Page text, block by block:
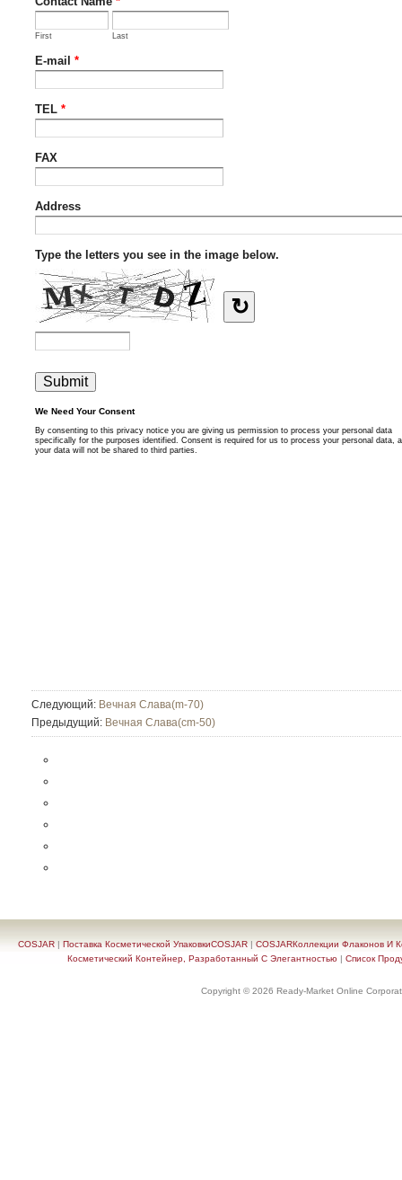
Следующий: Вечная Слава(m-70)
Предыдущий: Вечная Слава(cm-50)
COSJAR | Поставка Косметической УпаковкиCOSJAR | COSJARКоллекции Флаконов И
Косметический Контейнер, Разработанный С Элегантностью | Список
Copyright © 2026 Ready-Market Online